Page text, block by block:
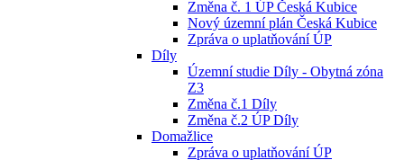
Změna č. 1 ÚP Česká Kubice
Nový územní plán Česká Kubice
Zpráva o uplatňování ÚP
Díly
Územní studie Díly - Obytná zóna
Z3
Změna č.1 Díly
Změna č.2 ÚP Díly
Domažlice
Zpráva o uplatňování ÚP